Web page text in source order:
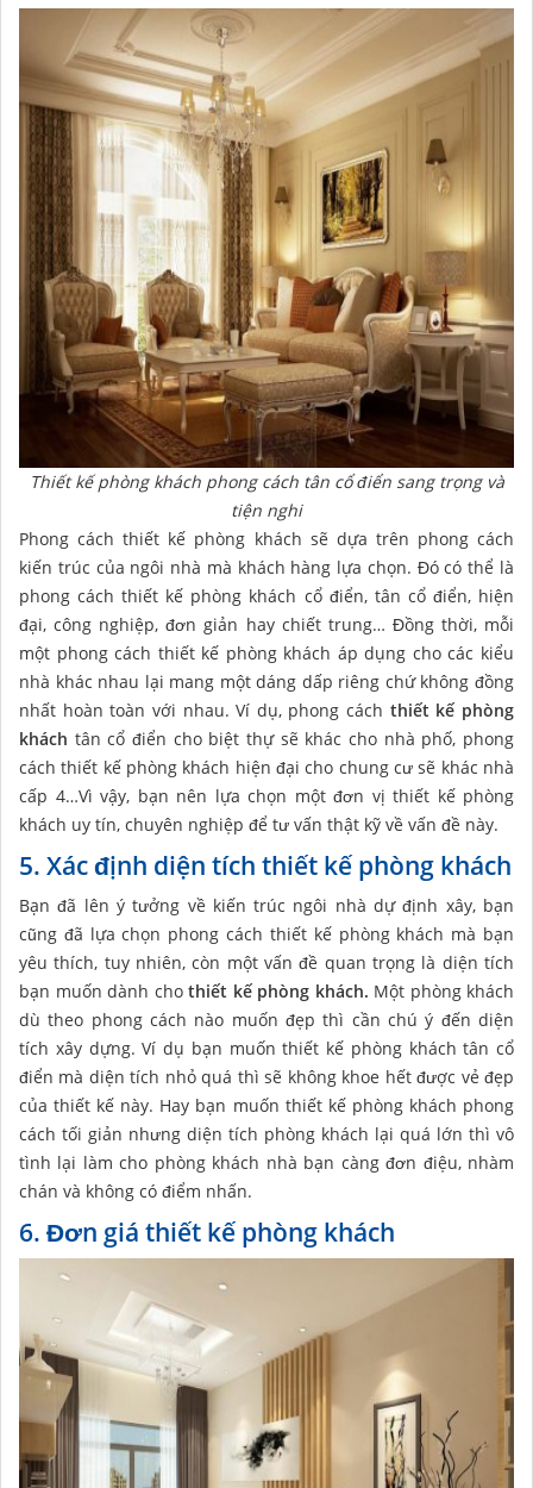
Thiết kế phòng khách phong cách tân cổ điển sang trọng và
tiện nghi
Phong cách thiết kế phòng khách sẽ dựa trên phong cách
kiến trúc của ngôi nhà mà khách hàng lựa chọn. Đó có thể là
phong cách thiết kế phòng khách cổ điển, tân cổ điển, hiện
đại, công nghiệp, đơn giản hay chiết trung… Đồng thời, mỗi
một phong cách thiết kế phòng khách áp dụng cho các kiểu
nhà khác nhau lại mang một dáng dấp riêng chứ không đồng
nhất hoàn toàn với nhau. Ví dụ, phong cách thiết kế phòng
khách tân cổ điển cho biệt thự sẽ khác cho nhà phố, phong
cách thiết kế phòng khách hiện đại cho chung cư sẽ khác nhà
cấp 4…Vì vậy, bạn nên lựa chọn một đơn vị thiết kế phòng
khách uy tín, chuyên nghiệp để tư vấn thật kỹ về vấn đề này.
5. Xác định diện tích thiết kế phòng khách
Bạn đã lên ý tưởng về kiến trúc ngôi nhà dự định xây, bạn
cũng đã lựa chọn phong cách thiết kế phòng khách mà bạn
yêu thích, tuy nhiên, còn một vấn đề quan trọng là diện tích
bạn muốn dành cho thiết kế phòng khách. Một phòng khách
dù theo phong cách nào muốn đẹp thì cần chú ý đến diện
tích xây dựng. Ví dụ bạn muốn thiết kế phòng khách tân cổ
điển mà diện tích nhỏ quá thì sẽ không khoe hết được vẻ đẹp
của thiết kế này. Hay bạn muốn thiết kế phòng khách phong
cách tối giản nhưng diện tích phòng khách lại quá lớn thì vô
tình lại làm cho phòng khách nhà bạn càng đơn điệu, nhàm
chán và không có điểm nhấn.
6. Đơn giá thiết kế phòng khách